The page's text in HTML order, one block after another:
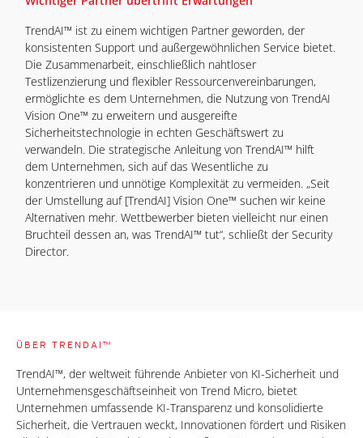
TrendAI™ ist zu einem wichtigen Partner geworden, der
konsistenten Support und außergewöhnlichen Service bietet.
Die Zusammenarbeit, einschließlich nahtloser
Testlizenzierung und flexibler Ressourcenvereinbarungen,
ermöglichte es dem Unternehmen, die Nutzung von TrendAI
Vision One™ zu erweitern und ausgereifte
Sicherheitstechnologie in echten Geschäftswert zu
verwandeln. Die strategische Anleitung von TrendAI™ hilft
dem Unternehmen, sich auf das Wesentliche zu
konzentrieren und unnötige Komplexität zu vermeiden. „Seit
der Umstellung auf [TrendAI] Vision One™ suchen wir keine
Alternativen mehr. Wettbewerber bieten vielleicht nur einen
Bruchteil dessen an, was TrendAI™ tut“, schließt der Security
Director.
ÜBER TRENDAI™
TrendAI™, der weltweit führende Anbieter von KI-Sicherheit und
Unternehmensgeschäftseinheit von Trend Micro, bietet
Unternehmen umfassende KI-Transparenz und konsolidierte
Sicherheit, die Vertrauen weckt, Innovationen fördert und Risiken